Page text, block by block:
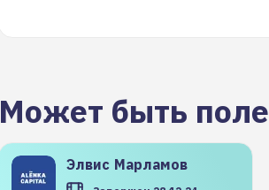
Может быть
Элвис Марламов